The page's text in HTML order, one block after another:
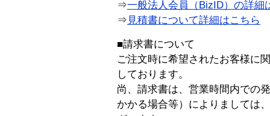
⇒一般法人会員（BizID）の詳細
⇒ 見積書について詳細はこちら
■請求書について
ご注文時に希望されたお客様に
しております。
尚、請求書は、営業時間内での
かかる場合等）によりましては